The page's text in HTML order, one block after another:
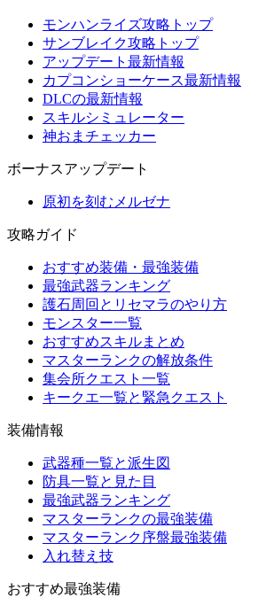
モンハンライズ攻略トップ
サンブレイク攻略トップ
アップデート最新情報
カプコンショーケース最新情報
DLCの最新情報
スキルシミュレーター
神おまチェッカー
ボーナスアップデート
原初を刻むメルゼナ
攻略ガイド
おすすめ装備・最強装備
最強武器ランキング
護石周回とリセマラのやり方
モンスター一覧
おすすめスキルまとめ
マスターランクの解放条件
集会所クエスト一覧
キークエ一覧と緊急クエスト
装備情報
武器種一覧と派生図
防具一覧と見た目
最強武器ランキング
マスターランクの最強装備
マスターランク序盤最強装備
入れ替え技
おすすめ最強装備